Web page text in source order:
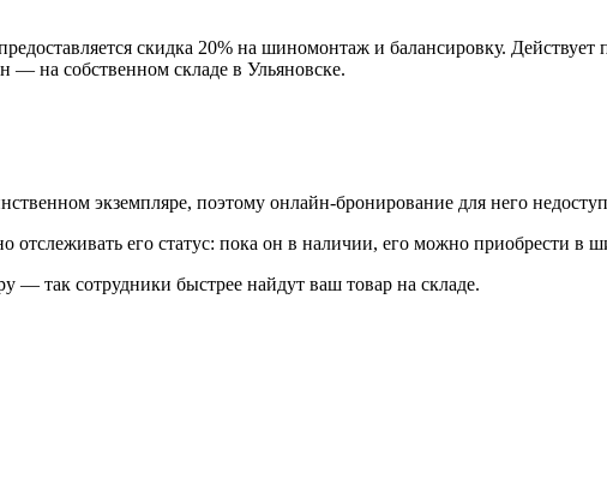
скидка 20% на шиномонтаж и балансировку. Действует
на собственном складе в Ульяновске.
экземпляре, поэтому онлайн-бронирование для него
его статус: пока он в наличии, его можно приобрести в
— так сотрудники быстрее найдут ваш товар на складе.